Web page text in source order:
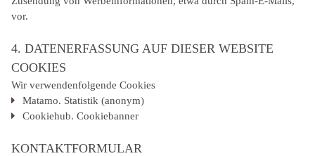
vor.
4. DATENERFASSUNG AUF DIESER WEBSITE
COOKIES
Wir verwendenfolgende Cookies
Matamo. Statistik (anonym)
Cookiehub. Cookiebanner
KONTAKTFORMULAR